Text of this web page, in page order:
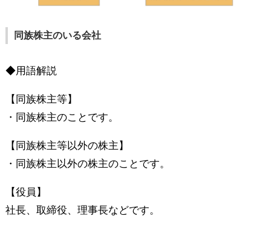
同族株主のいる会社
◆用語解説
【同族株主等】
・同族株主のことです。
【同族株主等以外の株主】
・同族株主以外の株主のことです。
【役員】
社長、取締役、理事長などです。